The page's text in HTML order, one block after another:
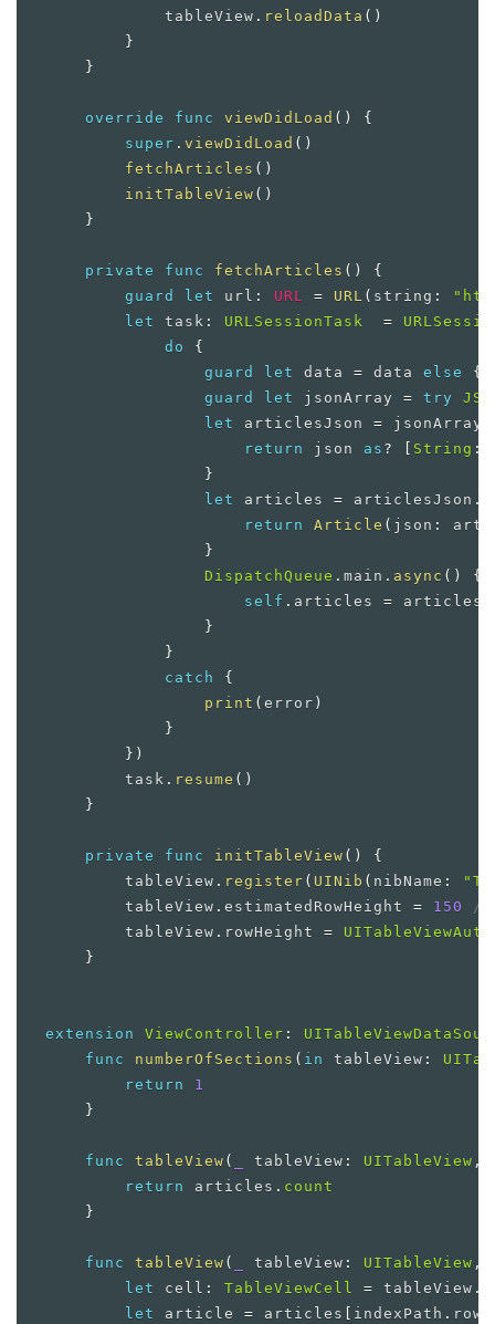
            tableView
. reloadData ( )
}
}
override func viewDidLoad ( )
{
super . viewDidLoad ( )
fetchArticles ( )
initTableView ( )
}
private func fetchArticles ( )
{
guard
let url : URL = URL ( string :
let
task : URLSessionTask =
do
{
guard
let data = data else {
guard
let jsonArray = try
let
articlesJson = jsonArray
return
json as ? String :
}
let
articles = articlesJson .
return
Article ( json :
}
DispatchQueue . main . async ( ) {
self . articles = articles
}
}
catch
{
print ( error )
}
} )
        task
. resume ( )
}
private func initTableView ( )
{
        tableView
. register ( UINib ( nibName :
        tableView
. estimatedRowHeight = 150
//
        tableView
. rowHeight =
}
extension ViewController :
func
numberOfSections ( in tableView :
return
1
}
func tableView ( tableView : UITableView ,
return
articles . count
}
func tableView ( tableView : UITableView ,
let
cell : TableViewCell = tableView .
let
article = articles indexPath . row